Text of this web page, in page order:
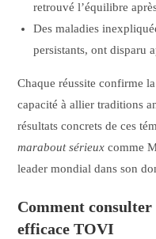
retrouvé l’équilibre
Des maladies
persistants, ont disparu
Chaque réussite confirme
capacité à allier traditions
résultats concrets de ces
marabout sérieux comme
leader mondial dans son
Comment
efficace TOVI